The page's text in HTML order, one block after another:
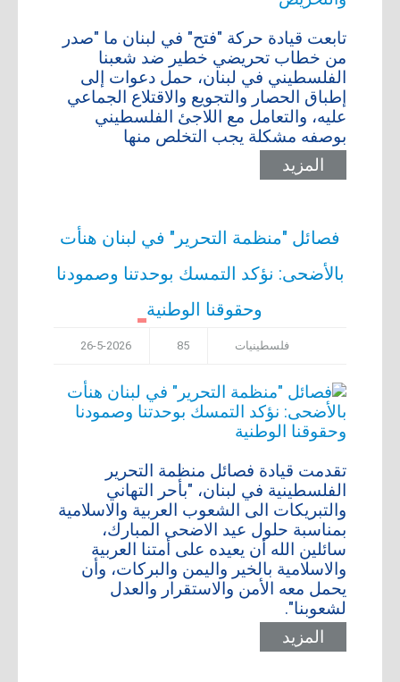
تابعت قيادة حركة "فتح" في لبنان ما "صدر
من خطاب تحريضي خطير ضد شعبنا
الفلسطيني في لبنان، حمل دعوات إلى
إطباق الحصار والتجويع والاقتلاع الجماعي
عليه، والتعامل مع اللاجئ الفلسطيني
بوصفه مشكلة يجب التخلص منها
المزيد
فصائل "منظمة التحرير" في لبنان هنأت
بالأضحى: نؤكد التمسك بوحدتنا وصمودنا
وحقوقنا الوطنية
26-5-2026 85 فلسطينيات
تقدمت قيادة فصائل منظمة التحرير
الفلسطينية في لبنان، "بأحر التهاني
والتبريكات الى الشعوب العربية والاسلامية
بمناسبة حلول عيد الاضحى المبارك،
سائلين الله أن يعيده على أمتنا العربية
والاسلامية بالخير واليمن والبركات، وأن
يحمل معه الأمن والاستقرار والعدل
لشعوبنا".
المزيد